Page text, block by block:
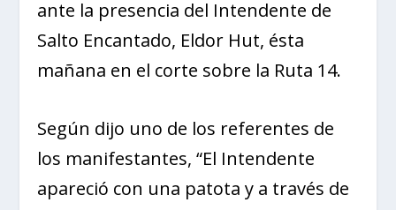
ante la presencia del Intendente de
Salto Encantado, Eldor Hut, ésta
mañana en el corte sobre la Ruta 14.
Según dijo uno de los referentes de
los manifestantes, “El Intendente
apareció con una patota y a través de